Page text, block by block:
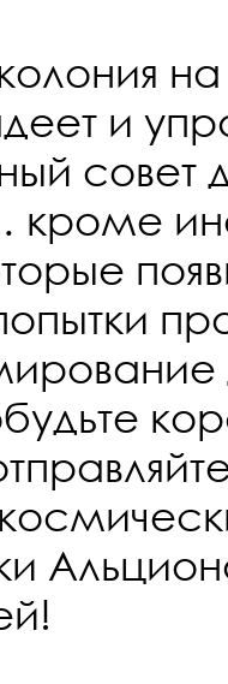
и
совет
кроме